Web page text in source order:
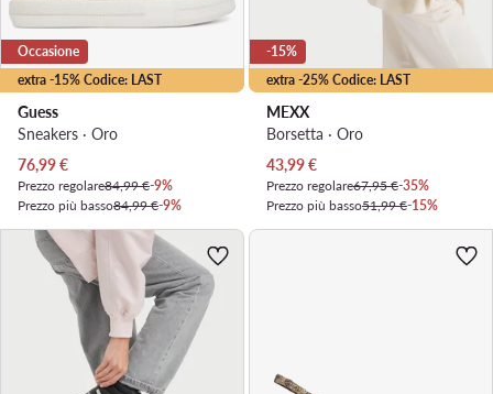
extra -15% Codice: LAST
Occasione
Guess
Sneakers · Oro
Prezzo attuale
76,99€
Prezzo regolare84,99 €-9%
Prezzo più basso84,99 €-9%
extra -25% Codice: LAST
-15%
MEXX
Borsetta · Oro
Prezzo attuale
43,99€
Prezzo regolare67,95 €-35%
Prezzo più basso51,99 €-15%